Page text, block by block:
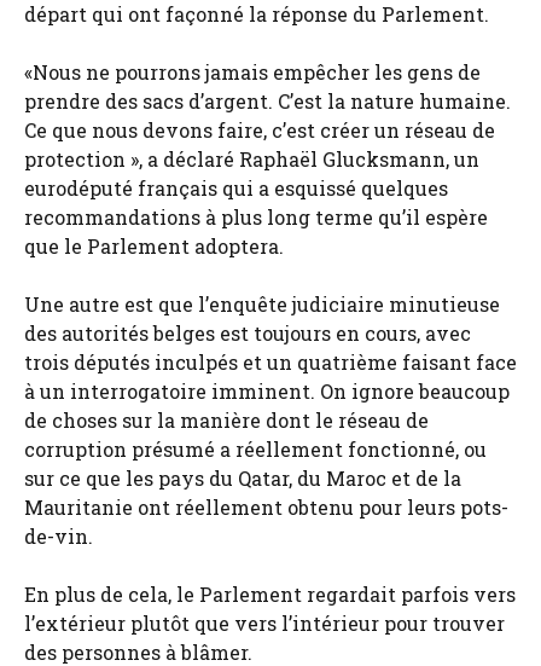
départ qui ont façonné la réponse du Parlement.
«Nous ne pourrons jamais empêcher les gens de
prendre des sacs d’argent. C’est la nature humaine.
Ce que nous devons faire, c’est créer un réseau de
protection », a déclaré Raphaël Glucksmann, un
eurodéputé français qui a esquissé quelques
recommandations à plus long terme qu’il espère
que le Parlement adoptera.
Une autre est que l’enquête judiciaire minutieuse
des autorités belges est toujours en cours, avec
trois députés inculpés et un quatrième faisant face
à un interrogatoire imminent. On ignore beaucoup
de choses sur la manière dont le réseau de
corruption présumé a réellement fonctionné, ou
sur ce que les pays du Qatar, du Maroc et de la
Mauritanie ont réellement obtenu pour leurs pots-
de-vin.
En plus de cela, le Parlement regardait parfois vers
l’extérieur plutôt que vers l’intérieur pour trouver
des personnes à blâmer.